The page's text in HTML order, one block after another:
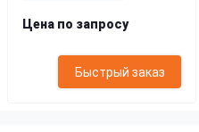
Цена по запросу
Быстрый заказ